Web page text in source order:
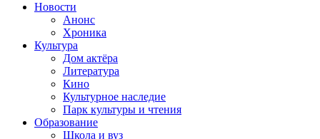
Новости
Анонс
Хроника
Культура
Дом актёра
Литература
Кино
Культурное наследие
Парк культуры и чтения
Образование
Школа и вуз